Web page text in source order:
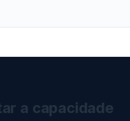
a capacidade